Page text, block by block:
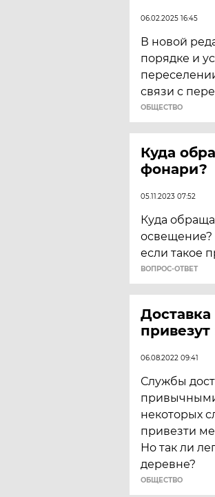
06.02.2025 16:45
В новой
порядке и
связи с
ОБЩЕСТВО
Куда
фонари?
05.11.2023 07:52
Куда
освещение?
если такое
ВОПРОС-ОТВЕТ
привезут
06.08.2022 09:41
Службы
привычными
некоторых
привезти
Но так ли
деревне?
ОБЩЕСТВО